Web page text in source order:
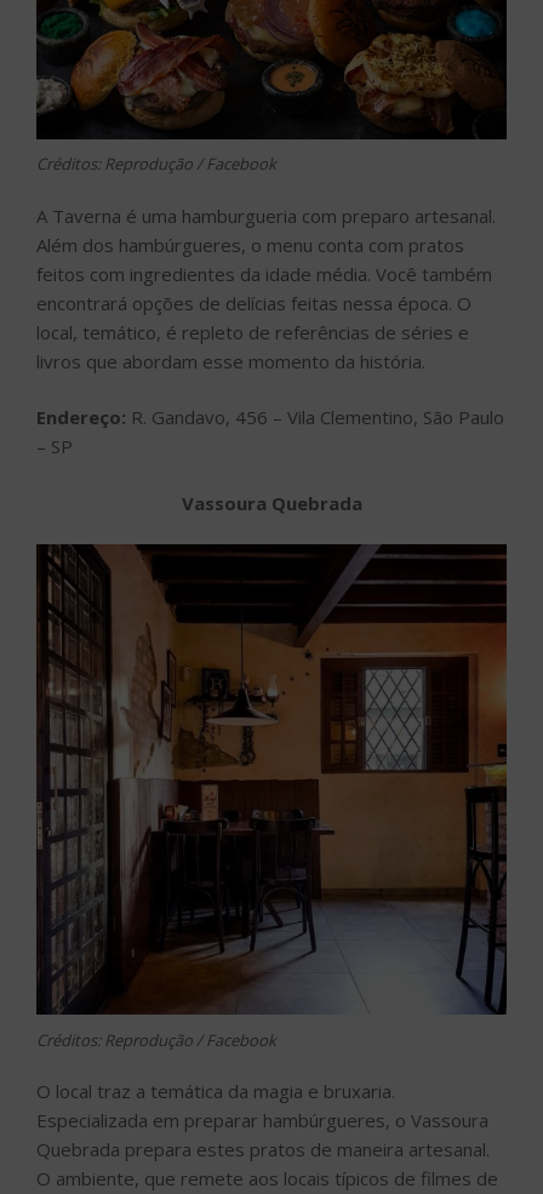
Créditos: Reprodução / Facebook
A Taverna é uma hamburgueria com preparo artesanal.
Além dos hambúrgueres, o menu conta com pratos
feitos com ingredientes da idade média. Você também
encontrará opções de delícias feitas nessa época. O
local, temático, é repleto de referências de séries e
livros que abordam esse momento da história.
Endereço: R. Gandavo, 456 – Vila Clementino, São Paulo
– SP
Vassoura Quebrada
Créditos: Reprodução / Facebook
O local traz a temática da magia e bruxaria.
Especializada em preparar hambúrgueres, o Vassoura
Quebrada prepara estes pratos de maneira artesanal.
O ambiente, que remete aos locais típicos de filmes de